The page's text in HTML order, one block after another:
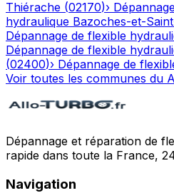
Thiérache (02170)›
hydraulique Bazoches-et-
Dépannage de flexible
Dépannage de flexible
(02400)› Dépannage de
Voir toutes les communes du
Dépannage et réparation de
rapide dans toute la France,
Navigation